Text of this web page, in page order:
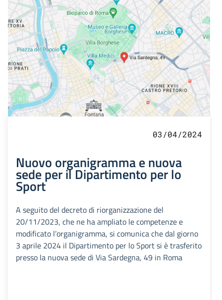
03/04/2024
Nuovo organigramma e nuova
sede per il Dipartimento per lo
Sport
A seguito del decreto di riorganizzazione del
20/11/2023, che ne ha ampliato le competenze e
modificato l’organigramma, si comunica che dal giorno
3 aprile 2024 il Dipartimento per lo Sport si è trasferito
presso la nuova sede di Via Sardegna, 49 in Roma